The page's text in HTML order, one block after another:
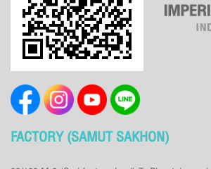
FACTORY (SAMUT SAKHON)